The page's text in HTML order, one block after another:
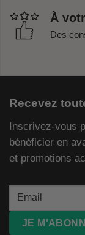
À
Des
Recevez
Inscrivez-vous
bénéficier en
et promotions
JE